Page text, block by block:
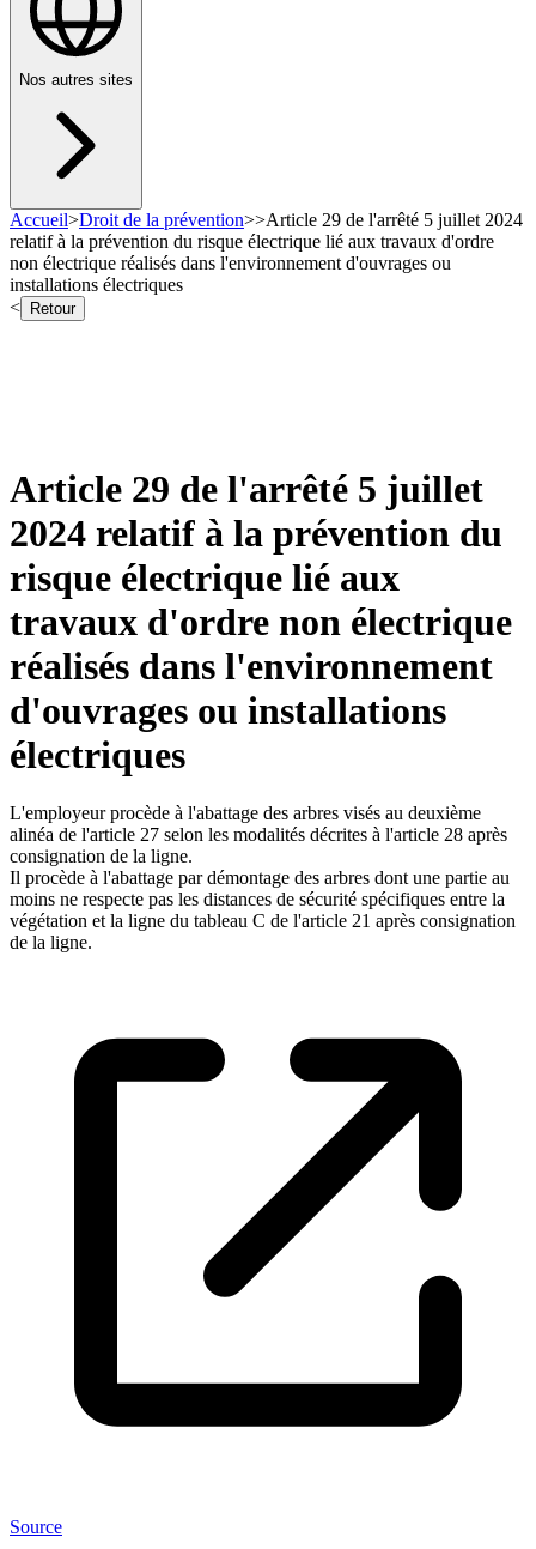
Nos autres sites
Accueil>Droit de la prévention>>Article 29 de l'arrêté 5 juillet 2024
relatif à la prévention du risque électrique lié aux travaux d'ordre
non électrique réalisés dans l'environnement d'ouvrages ou
installations électriques
<
Retour
Article 29 de l'arrêté 5 juillet
2024 relatif à la prévention du
risque électrique lié aux
travaux d'ordre non électrique
réalisés dans l'environnement
d'ouvrages ou installations
électriques
L'employeur procède à l'abattage des arbres visés au deuxième
alinéa de l'article 27 selon les modalités décrites à l'article 28 après
consignation de la ligne.
Il procède à l'abattage par démontage des arbres dont une partie au
moins ne respecte pas les distances de sécurité spécifiques entre la
végétation et la ligne du tableau C de l'article 21 après consignation
de la ligne.
Source